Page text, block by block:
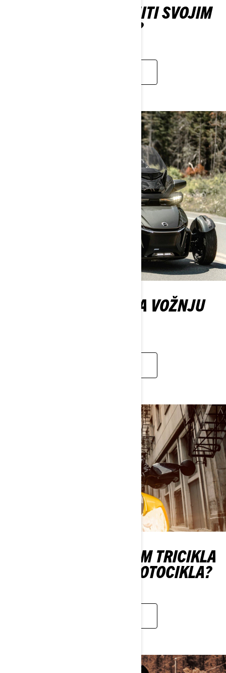
GDE SE MOŽETE VOZITI SVOJIM
CAN-AM TRICIKLOM?
TREBA LI LICENCA ZA VOŽNJU
JE LI VOŽNJA CAN-AM TRICIKLA
ISTO KAO VOŽNJA MOTOCIKLA?